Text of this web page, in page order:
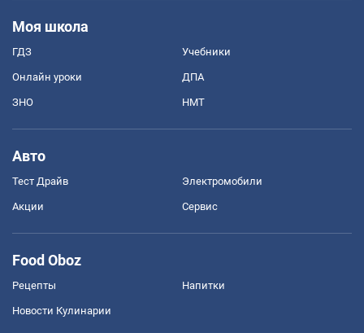
Моя школа
ГДЗ Учебники
Онлайн уроки ДПА
ЗНО НМТ
Авто
Тест Драйв Электромобили
Акции Сервис
Food Oboz
Рецепты Напитки
Новости Кулинарии